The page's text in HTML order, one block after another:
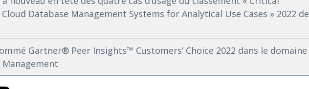
Database Management Systems for Analytical Use Cases » 2022 de
Gartner® Peer Insights™ Customers’ Choice 2022 dans le domaine